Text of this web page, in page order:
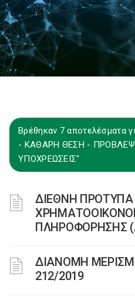
Βρέθηκαν 7 αποτελέσματα
- ΚΑΘΑΡΗ ΘΕΣΗ -
ΥΠΟΧΡΕΩΣΕΙΣ"
ΔΙΕΘΝΗ ΠΡΟΤΥΠΑ
ΠΛΗΡΟΦΟΡΗΣΗΣ
ΔΙΑΝΟΜΗ
212/2019